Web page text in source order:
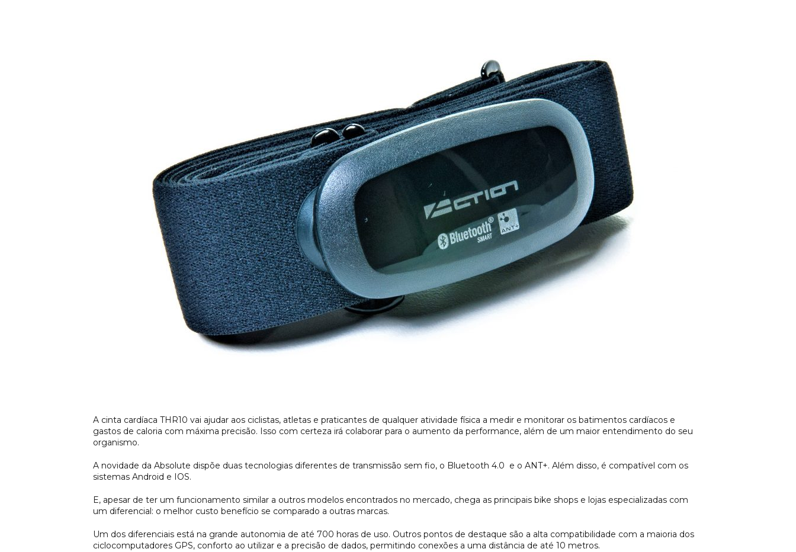
A cinta cardíaca THR10 vai ajudar aos ciclistas, atletas e praticantes de qualquer atividade física a medir e monitorar os batimentos cardíacos e
gastos de caloria com máxima precisão. Isso com certeza irá colaborar para o aumento da performance, além de um maior entendimento do seu
organismo.
A novidade da Absolute dispõe duas tecnologias diferentes de transmissão sem fio, o Bluetooth 4.0 e o ANT+. Além disso, é compatível com os
sistemas Android e IOS.
E, apesar de ter um funcionamento similar a outros modelos encontrados no mercado, chega as principais bike shops e lojas especializadas com
um diferencial: o melhor custo benefício se comparado a outras marcas.
Um dos diferenciais está na grande autonomia de até 700 horas de uso. Outros pontos de destaque são a alta compatibilidade com a maioria dos
ciclocomputadores GPS, conforto ao utilizar e a precisão de dados, permitindo conexões a uma distância de até 10 metros.